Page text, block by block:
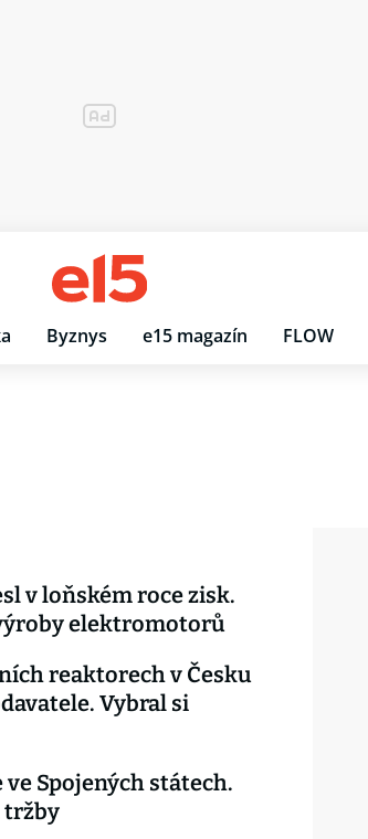
Byznys e15 magazín FLOW
v loňském roce zisk.
elektromotorů
reaktorech v Česku
Vybral si
ve Spojených státech.
tržby